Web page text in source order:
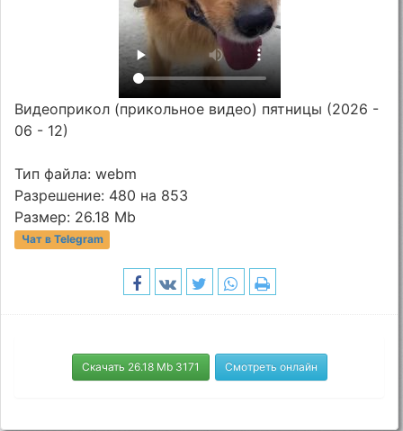
Видеоприкол (прикольное видео) пятницы (2026 -
06 - 12)
Тип файла: webm
Разрешение: 480 на 853
Размер: 26.18 Mb
Чат в Telegram
Скачать 26.18 Mb 3171 Смотреть онлайн